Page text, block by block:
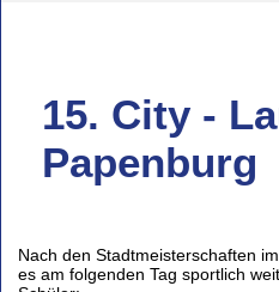
15. City -
Papenburg
Nach den Stadtmeisterschaften
es am folgenden Tag sportlich